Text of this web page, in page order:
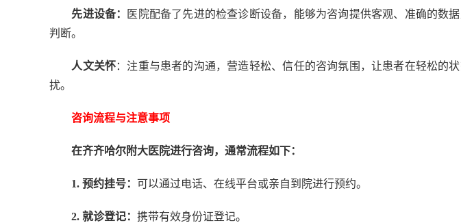
先进设备：
医院配备了先进的检查诊断设备，能够为咨询提供客观、准确的数
判断。
人文关怀：注重与患者的沟通，营造轻松、信任的咨询氛围，让患者在轻松的
扰。
咨询流程与注意事项
在齐齐哈尔附大医院进行咨询，通常流程如下：
1. 预约挂号： 可以通过电话、在线平台或亲自到院进行预约。
2. 就诊登记： 携带有效身份证登记。